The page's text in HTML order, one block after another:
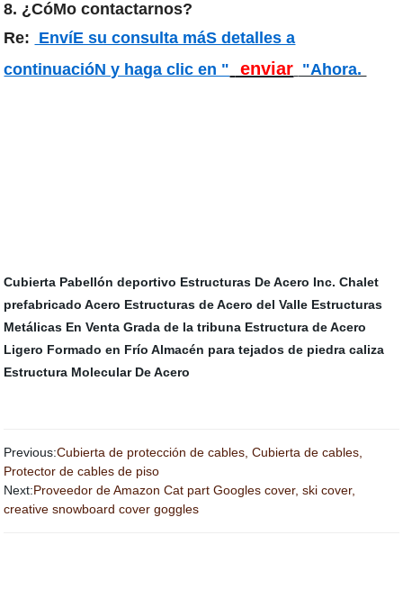
8. ¿CóMo contactarnos?
Re: EnvíE su consulta máS detalles a
continuacióN y haga clic en "
enviar "Ahora.
Cubierta Pabellón deportivo Estructuras De Acero Inc. Chalet
prefabricado Acero Estructuras de Acero del Valle Estructuras
Metálicas En Venta Grada de la tribuna Estructura de Acero
Ligero Formado en Frío Almacén para tejados de piedra caliza
Estructura Molecular De Acero
Previous:Cubierta de protección de cables, Cubierta de cables,
Protector de cables de piso
Next:Proveedor de Amazon Cat part Googles cover, ski cover,
creative snowboard cover goggles